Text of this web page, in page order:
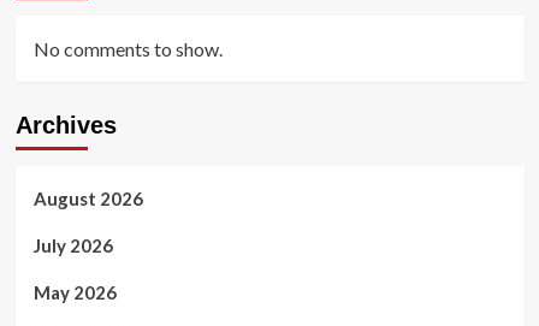
No comments to show.
Archives
August 2026
July 2026
May 2026